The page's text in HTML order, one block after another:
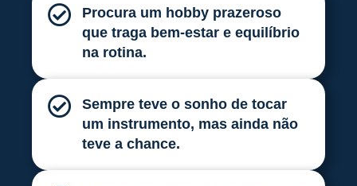
Procura um hobby prazeroso
que traga bem-estar e equilíbrio
na rotina.
Sempre teve o sonho de tocar
um instrumento, mas ainda não
teve a chance.